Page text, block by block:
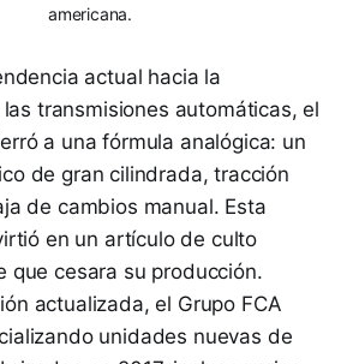
americana.
actual hacia la
transmisiones automáticas, el
a una fórmula analógica: un
de gran cilindrada, tracción
de cambios manual. Esta
en un artículo de culto
que cesara su producción.
actualizada, el Grupo FCA
unidades nuevas de